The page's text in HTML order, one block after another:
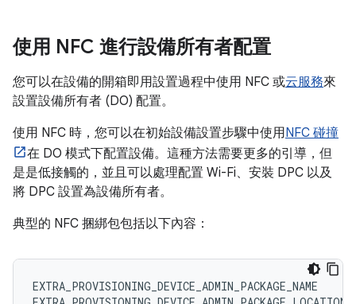
使用 NFC 進行設備所有者配置
您可以在設備的開箱即用設置過程中使用 NFC 或云服務來
設置設備所有者 (DO) 配置。
使用 NFC 時，您可以在初始設備設置步驟中使用NFC 碰撞
在 DO 模式下配置設備。這種方法需要更多的引導，但
是是低接觸的，並且可以處理配置 Wi-Fi、安裝 DPC 以及
將 DPC 設置為設備所有者。
典型的 NFC 捆綁包包括以下內容：
EXTRA_PROVISIONING_DEVICE_ADMIN_PACKAGE_NAME